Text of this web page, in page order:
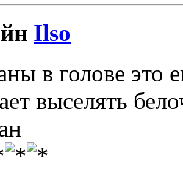
Ilso
в голове это
выселять